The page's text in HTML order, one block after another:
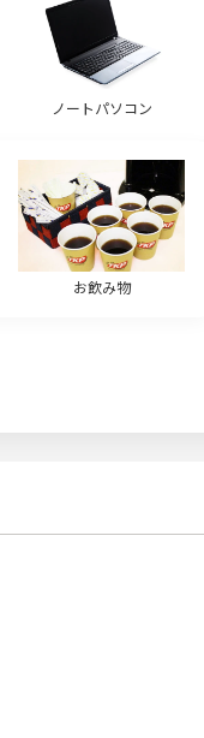
ノートパソコン
お飲み物